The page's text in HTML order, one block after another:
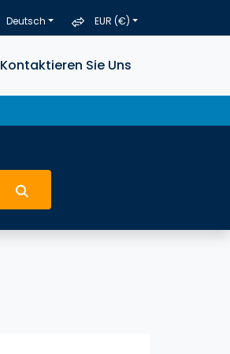
Deutsch EUR (€)
Kontaktieren Sie Uns